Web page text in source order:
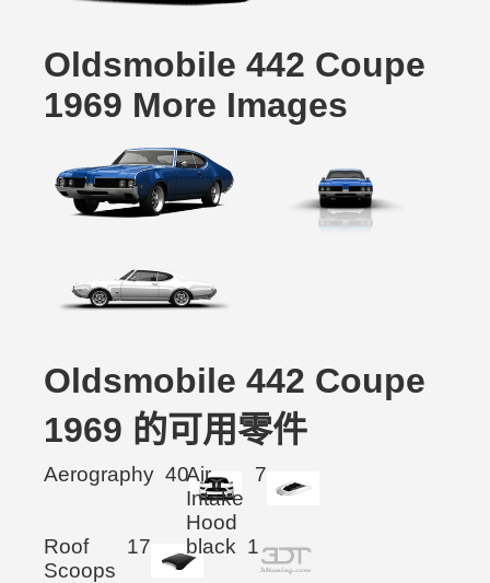
Oldsmobile 442 Coupe
1969 More Images
Oldsmobile 442 Coupe
1969 的可用零件
Aerography 40Air
Intake
Hood
7
Roof
Scoops
17 black 1